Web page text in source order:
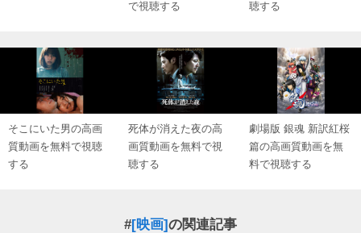
で視聴する
聴する
そこにいた男の高画
質動画を無料で視聴
する
死体が消えた夜の高
画質動画を無料で視
聴する
劇場版 銀魂 新訳紅桜
篇の高画質動画を無
料で視聴する
#[映画]の関連記事